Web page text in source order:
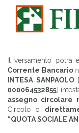
Il versamento potrà
Corrente Bancario n.
INTESA SANPAOLO [
000064532855]
assegno circolare
Circolo o
“QUOTA SOCIALE